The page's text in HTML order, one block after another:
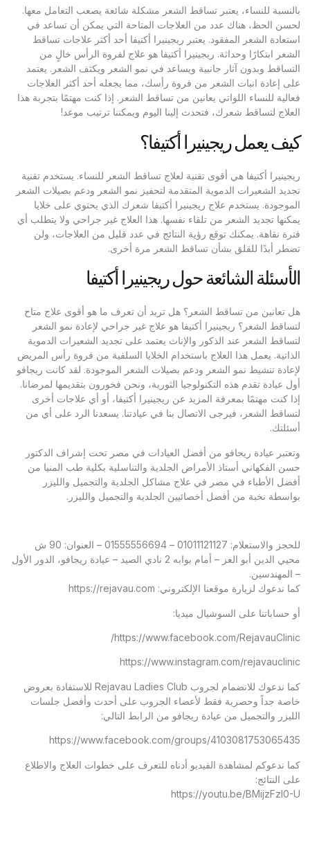
بالنسبة للنساء، يعتبر تساقط الشعر مشكلة شائعة يصعب التعامل معها.
لحسن الحظ، هناك عدد من العلاجات المتاحة التي يمكن أن تساعد في
استعادة الشعر المفقود. يعتبر ريجينيرا أكتيفا أحد أكثر علاجات تساقط
الشعر ابتكارًا وحداثة. ريجينيرا أكتيفا هو علاج لفروة الرأس خالٍ من
التساقط وبدون آثار جانبية ويساعد في نمو الشعر ويكثف الشعر. يعتمد
على إعادة انبات الشعر من فروة رأسك، مما يجعله أحد أكثر العلاجات
فعالية للنساء اللواتي يعانين من تساقط الشعر. إذا كنت مهتمًا بتجربة هذا
العلاج لتساقط شعرك، فتحدث إلينا اليوم ويمكننا ترتيب موعد!
كيف يعمل ريجينيرا أكتيفا؟
ريجينيرا أكتيفا هي أقوى تقنية لعلاج تساقط الشعر للنساء. يستخدم تقنية
تجديد الشعيرات الدموية المتقدمة لتحفيز نمو الشعر ودعم بصيلات الشعر
الموجودة. يستخدم علاج ريجينيرا أكتيفا شعرك الذي يحتوي على خلايا
يمكنها تجديد الشعر من تلقاء نفسها. هذا العلاج غير جراحي ولا يتطلب أي
فترة نقاهة. يمكنك توقع رؤية النتائج في عدد قليل من العلاجات، ولن
تضطر أبدًا للقلق بشأن تساقط الشعر مرة أخرى.
الأسئلة الشائعة حول ريجينيرا أكتيفا
هل تعانين من تساقط الشعر؟ هل تريد أن تعرف ما هو أقوى علاج متاح
لتساقط الشعر؟ ريجينيرا أكتيفا هو علاج غير جراحي لإعادة نمو الشعر
لتساقط الشعر عند الذكور والإناث يعتمد على تجديد الشعيرات الدموية
الذاتية. يعمل هذا العلاج باستخدام الخلايا السلفية من فروة رأس المريض
لإعادة تنشيط نمو الشعر ودعم بصيلات الشعر الموجودة. لقد كانت ريجافو
أول عيادة تقدم هذه التكنولوجيا الثورية، ونحن فخورون بتقديمها لمرضانا.
إذا كنت مهتمًا بمعرفة المزيد عن ريجينيرا أكتيفا، أو أي علاجات أخرى
لتساقط الشعر، فيرجى الاتصال بنا في عيادتنا. يسعدنا الرد على أي من
أسئلتك.
وتعتبر عيادة ريجافو من أفضل العيادات في مصر تحت إشراف الدكتور
حسن الفكهاني أستاذ الأمراض الجلدية والتناسلية بكلية طب المنيا من
أفضل الأطباء في مصر في علاج مشاكل الجلدية والتجميل والليزر
بواسطة نخبة من أفضل أخصائيين الجلدية والتجميل والليزر.
للحجز والاستعلام: 01011121127 – 01555556694 – العنوان: 90 ش
محيي الدين أبو العز – أمام بوابه 2 نادي الصيد – عيادة ريجافو، الدور الأول
– المهندسين.
كما ندعوك لزيارة موقعنا الإلكتروني: https://rejavau.com
أو حساباتنا على السوشيال ميديا:
https://www.facebook.com/RejavauClinic/
https://www.instagram.com/rejavauclinic
كما ندعوك للانضمام لجروب Rejavau Ladies Club للاستفادة بعروض
خاصة جداً وحصرية فقط لأعضاء الجروب على أحدث وأفضل جلسات
الليزر والتجميل من عيادة ريجافو من الرابط التالي:
https://www.facebook.com/groups/4103081753065435
كما ندعوكم لمشاهدة الفيديو أدناه للتعرف على خطوات العلاج والاطلاع
على النتائج:
https://youtu.be/BMijzFzl0-U